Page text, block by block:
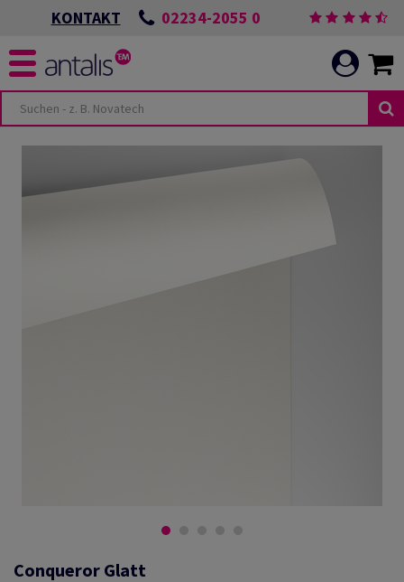
KONTAKT 02234-2055 0
Conqueror Glatt